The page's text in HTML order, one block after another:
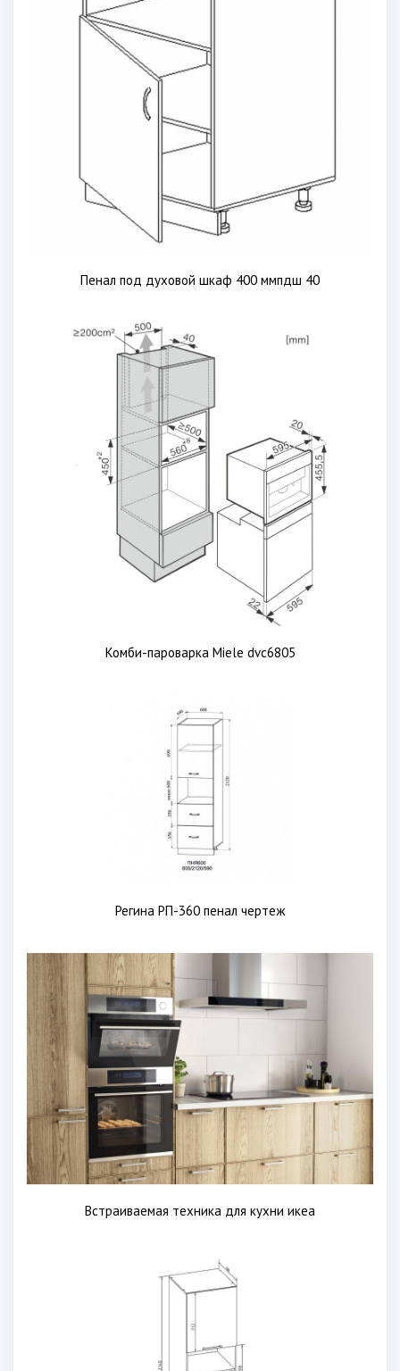
Пенал под духовой шкаф 400 ммпдш 40
Комби-пароварка Miele dvc6805
Регина РП-360 пенал чертеж
Встраиваемая техника для кухни икеа